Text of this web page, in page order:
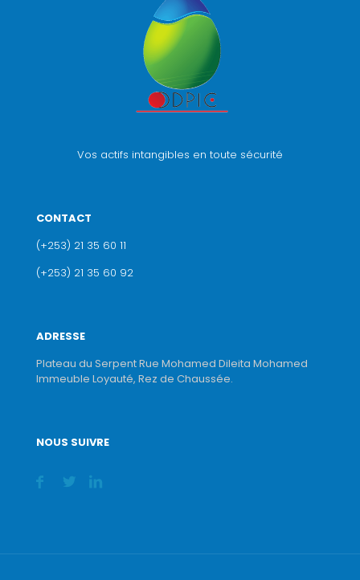
Vos actifs intangibles en toute sécurité
CONTACT
(+253) 21 35 60 11
(+253) 21 35 60 92
ADRESSE
Plateau du Serpent Rue Mohamed Dileita Mohamed
Immeuble Loyauté, Rez de Chaussée.
NOUS SUIVRE